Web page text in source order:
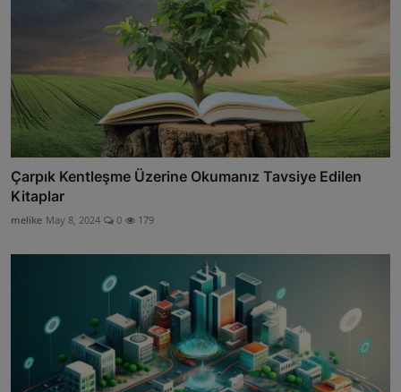
Çarpık Kentleşme Üzerine Okumanız Tavsiye Edilen
Kitaplar
melike May 8, 2024 0 179